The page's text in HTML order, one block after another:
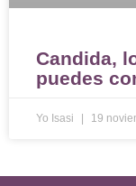
Candida,
puedes
Yo Isasi 19